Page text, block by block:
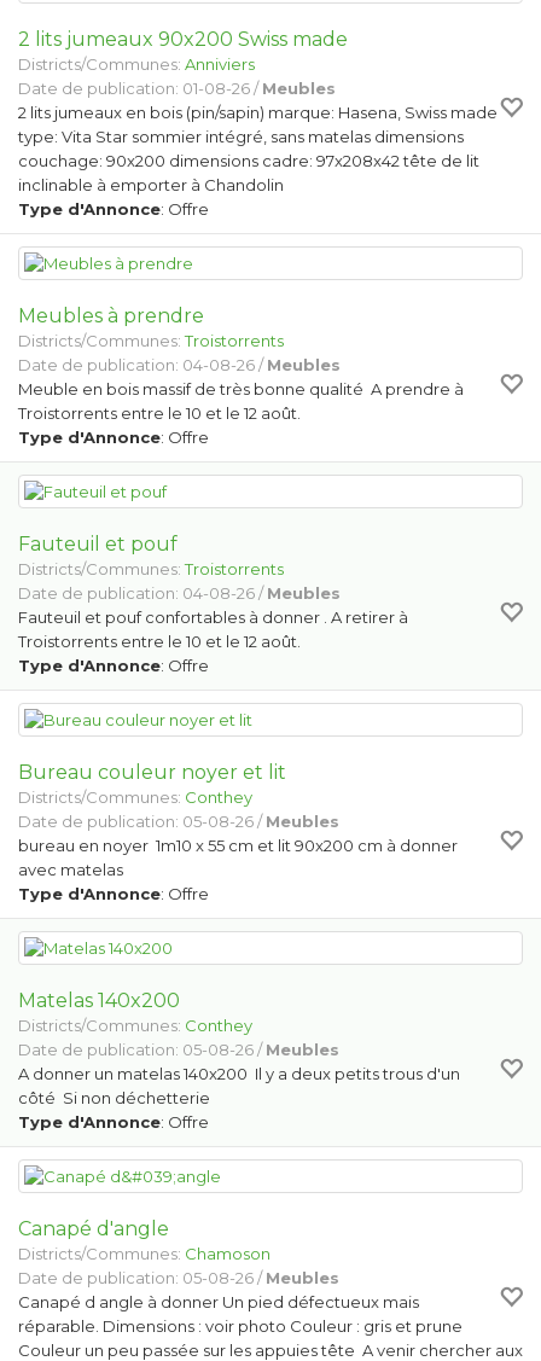
2 lits jumeaux 90x200 Swiss made
Districts/Communes: Anniviers
Date de publication: 01-08-26 /Meubles
2 lits jumeaux en bois (pin/sapin) marque: Hasena, Swiss made
type: Vita Star sommier intégré, sans matelas dimensions
couchage: 90x200 dimensions cadre: 97x208x42 tête de lit
inclinable à emporter à Chandolin
Type d'Annonce: Offre
Meubles à prendre
Districts/Communes:Troistorrents
Date de publication: 04-08-26 /Meubles
Meuble en bois massif de très bonne qualité A prendre à
Troistorrents entre le 10 et le 12 août.
Type d'Annonce: Offre
Fauteuil et pouf
Districts/Communes:Troistorrents
Date de publication: 04-08-26 /Meubles
Fauteuil et pouf confortables à donner . A retirer à
Troistorrents entre le 10 et le 12 août.
Type d'Annonce: Offre
Bureau couleur noyer et lit
Districts/Communes: Conthey
Date de publication: 05-08-26 /Meubles
bureau en noyer 1m10 x 55 cm et lit 90x200 cm à donner
avec matelas
Type d'Annonce: Offre
Matelas 140x200
Districts/Communes: Conthey
Date de publication: 05-08-26 /Meubles
A donner un matelas 140x200 Il y a deux petits trous d'un
côté Si non déchetterie
Type d'Annonce: Offre
Canapé d'angle
Districts/Communes: Chamoson
Date de publication: 05-08-26 /Meubles
Canapé d angle à donner Un pied défectueux mais
réparable. Dimensions : voir photo Couleur : gris et prune
Couleur un peu passée sur les appuies tête A venir chercher aux